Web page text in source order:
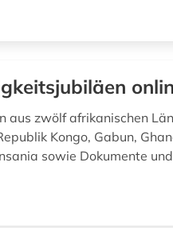
zwölf afrikanischen
Kongo, Gabun,
sowie Dokumente und